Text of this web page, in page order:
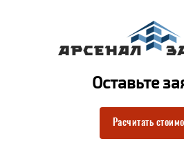
Оставьте
Расчитать